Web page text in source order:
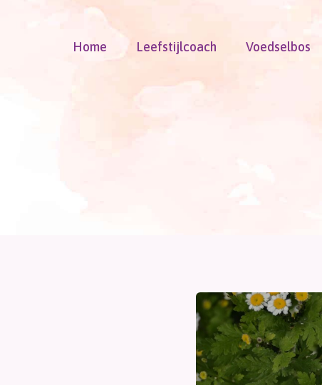
Home Leefstijlcoach Voedselbos